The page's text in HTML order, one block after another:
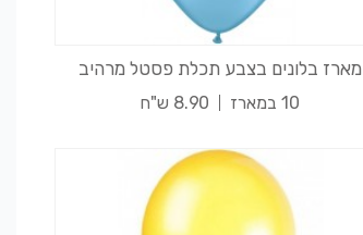
מארז בלונים בצבע תכלת פסטל מרהיב
10 במארז 8.90 ש"ח